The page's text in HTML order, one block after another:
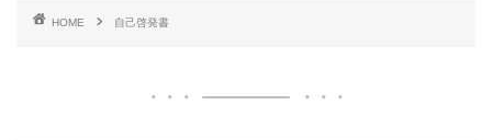
HOME 自己啓発書